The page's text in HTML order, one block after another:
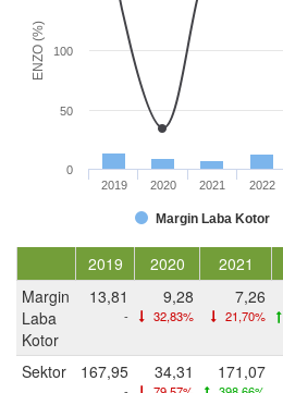
ENZO (%)
Margin Laba Kotor
2019 2020 2021 2022
0
50
100
2019 2020 2021
Margin
Laba
Kotor
13,81
-
9,28
32,83%
7,26
21,70%
Sektor 167,95 34,31 171,07